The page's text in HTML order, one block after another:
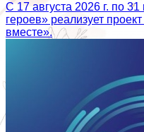
С 17 августа 2026 г. по
героев» реализует
вместе».